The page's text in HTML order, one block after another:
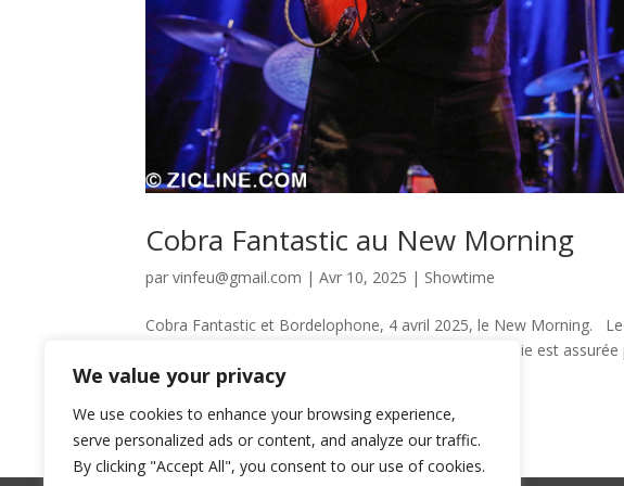
We value your privacy
We use cookies to enhance your browsing experience,
serve personalized ads or content, and analyze our traffic.
By clicking "Accept All", you consent to our use of cookies.
Cobra Fantastic au New Morning
parvinfeu@gmail.com |Avr 10, 2025 | Showtime
Cobra Fantastic et Bordelophone, 4 avril 2025, le New Morning.
show galactique de Cobra Fantastic. La première partie est
rock fusion instrumental...